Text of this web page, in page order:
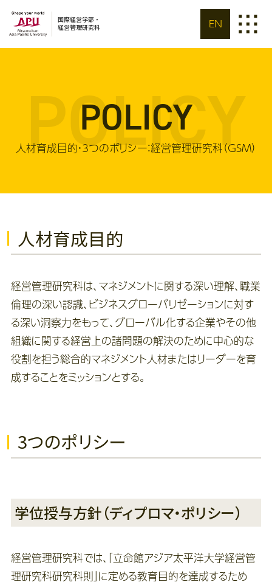
国際経営学部・
経営管理研究科
EN
POLICY
POLICY
人材育成目的・3つのポリシー：経営管理研究科（GSM）
人材育成目的
経営管理研究科は、マネジメントに関する深い理解、職業
倫理の深い認識、ビジネスグローバリゼーションに対す
る深い洞察力をもって、グローバル化する企業やその他
組織に関する経営上の諸問題の解決のために中心的な
役割を担う総合的マネジメント人材またはリーダーを育
成することをミッションとする。
3つのポリシー
学位授与方針（ディプロマ・ポリシー）
経営管理研究科では、「立命館アジア太平洋大学経営管
理研究科研究科則」に定める教育目的を達成するため